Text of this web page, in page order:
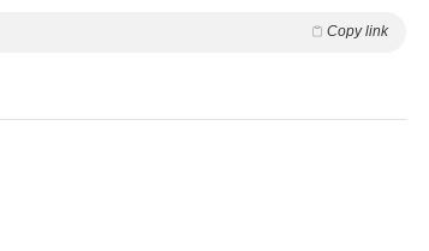
Copy link